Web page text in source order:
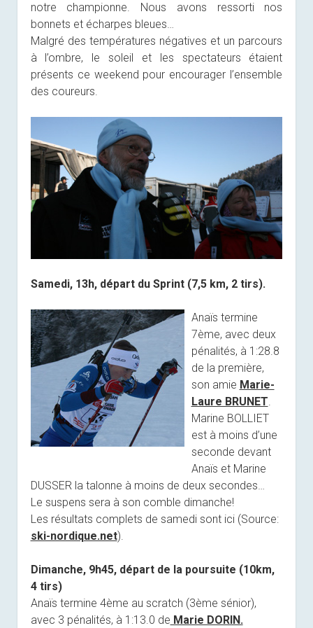
notre championne. Nous avons ressorti nos
bonnets et écharpes bleues…
Malgré des températures négatives et un parcours
à l’ombre, le soleil et les spectateurs étaient
présents ce weekend pour encourager l’ensemble
des coureurs.
Samedi, 13h, départ du Sprint (7,5 km, 2 tirs).
Anaïs termine
7ème, avec deux
pénalités, à 1:28.8
de la première,
son amie Marie-
Laure BRUNET.
Marine BOLLIET
est à moins d’une
seconde devant
Anaïs et Marine
DUSSER la talonne à moins de deux secondes…
Le suspens sera à son comble dimanche!
Les résultats complets de samedi sont ici (Source:
ski-nordique.net).
Dimanche, 9h45, départ de la poursuite (10km,
4 tirs)
Anaïs termine 4ème au scratch (3ème sénior),
avec 3 pénalités, à 1:13.0 de Marie DORIN.